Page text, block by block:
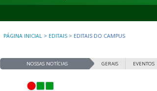
PÁGINA INICIAL > EDITAIS > EDITAIS DO CAMPUS
NOSSAS NOTÍCIAS GERAIS EVENTOS